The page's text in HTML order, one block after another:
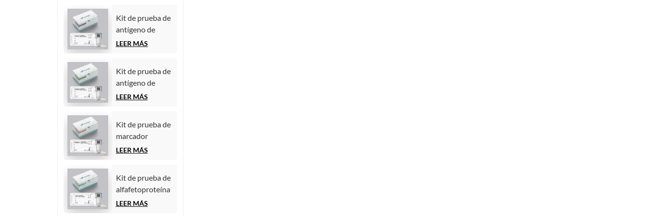
Kit de prueba de
antígeno de
carbohidratos
de
quimioluminiscencia
homogénea)
LEER MÁS
Kit de prueba de
antígeno de
carbohidratos
de
quimioluminiscencia
homogénea)
LEER MÁS
Kit de prueba de
marcador
tumoral
citoqueratina 19)
(inmunoensayo
de
LEER MÁS
Kit de prueba de
alfafetoproteína
(AFP) (marcador
LEER MÁS